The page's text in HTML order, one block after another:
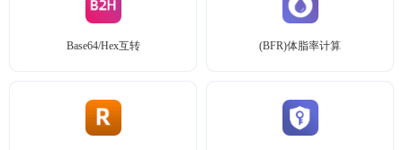
Base64/Hex互转 (BFR)体脂率计算